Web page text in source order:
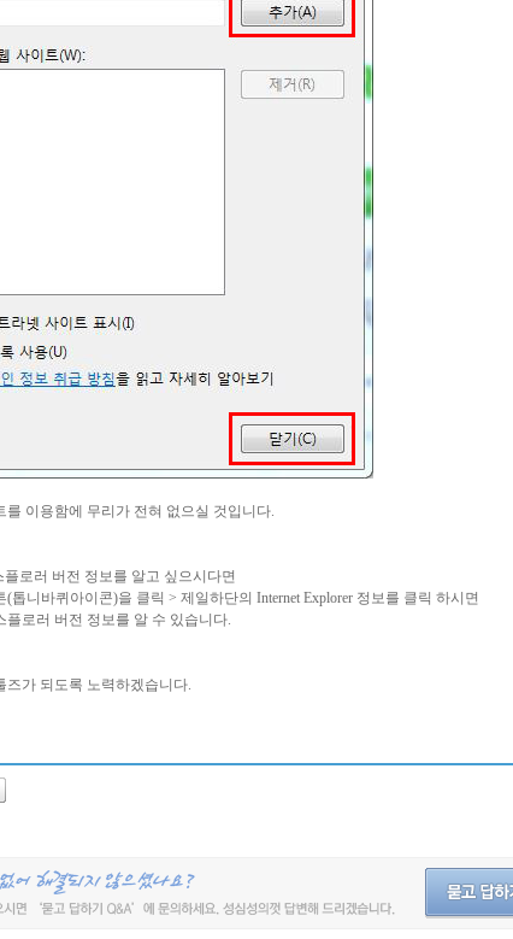
를 이용함에 무리가 전혀 없으실 것입니다.
로러 버전 정보를 알고 싶으시다면
톱니바퀴아이콘)을 클릭 > 제일하단의 Internet Explorer 정보를 클릭 하시면
플로러 버전 정보를 알 수 있습니다.
즈가 되도록 노력하겠습니다.